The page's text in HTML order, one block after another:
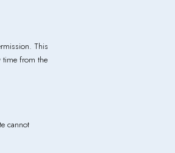
This
time from the
cannot